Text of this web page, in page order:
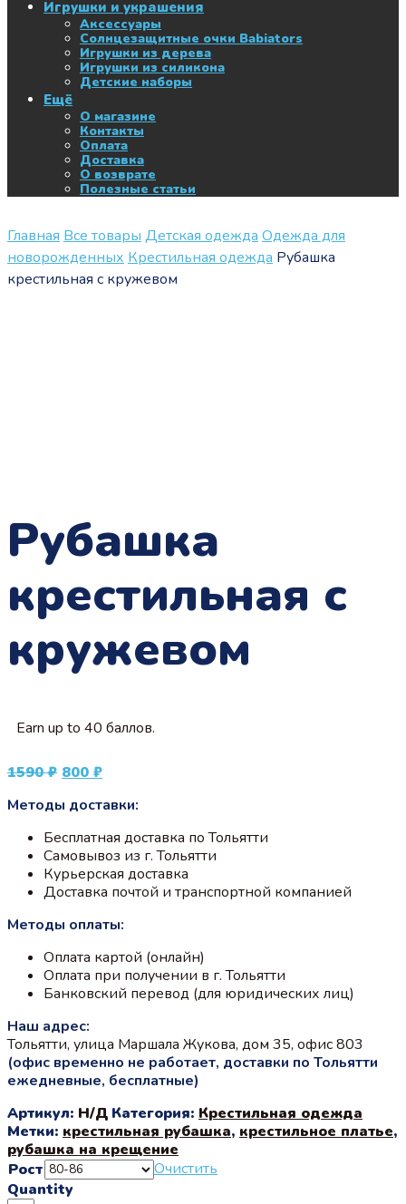
Игрушки и украшения
Аксессуары
Солнцезащитные очки Babiators
Игрушки из дерева
Игрушки из силикона
Детские наборы
Ещё
О магазине
Контакты
Оплата
Доставка
О возврате
Полезные статьи
Главная Все товары Детская одежда Одежда для
новорожденных Крестильная одежда Рубашка
крестильная с кружевом
Рубашка
крестильная с
кружевом
Earn up to 40 баллов.
1590₽ Первоначальная
составляла
800 ₽Текущая
800 ₽.
Методы доставки:
Бесплатная доставка по Тольятти
Самовывоз из г. Тольятти
Курьерская доставка
Доставка почтой и транспортной компанией
Методы оплаты:
Оплата картой (онлайн)
Оплата при получении в г. Тольятти
Банковский перевод (для юридических лиц)
Наш адрес:
Тольятти, улица Маршала Жукова, дом 35, офис 803
(офис временно не работает, доставки по Тольятти
ежедневные, бесплатные)
Артикул: Н/Д Категория: Крестильная одежда
Метки: крестильная рубашка, крестильное платье,
рубашка на крещение
Рост
Очистить
Quantity